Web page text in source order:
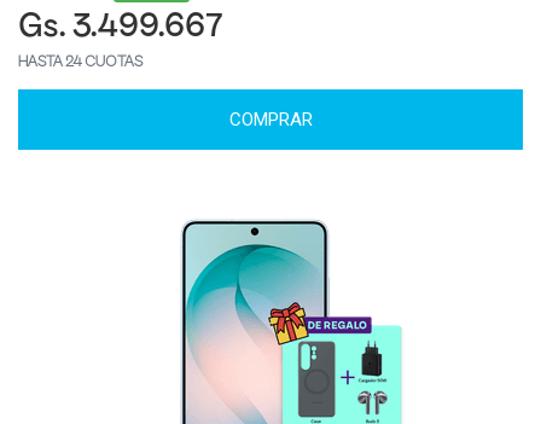
Gs. 3.499.667
HASTA 24 CUOTAS
COMPRAR